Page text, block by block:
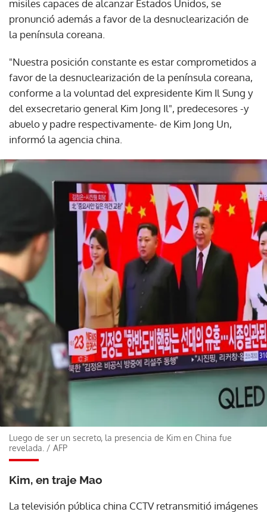
misiles capaces de alcanzar Estados Unidos, se
pronunció además a favor de la desnuclearización de
la península coreana.
"Nuestra posición constante es estar comprometidos a
favor de la desnuclearización de la península coreana,
conforme a la voluntad del expresidente Kim Il Sung y
del exsecretario general Kim Jong Il", predecesores -y
abuelo y padre respectivamente- de Kim Jong Un,
informó la agencia china.
Luego de ser un secreto, la presencia de Kim en China fue
revelada. / AFP
Kim, en traje Mao
La televisión pública china CCTV retransmitió imágenes